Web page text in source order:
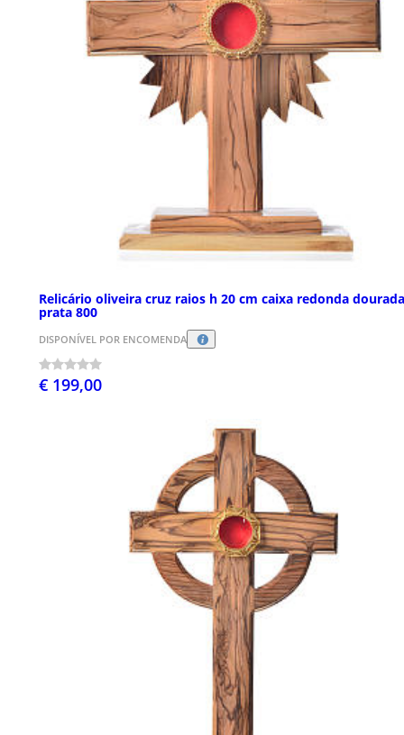
Relicário oliveira cruz raios h 20 cm caixa redonda dourada
prata 800
DISPONÍVEL POR ENCOMENDA
€ 199,00